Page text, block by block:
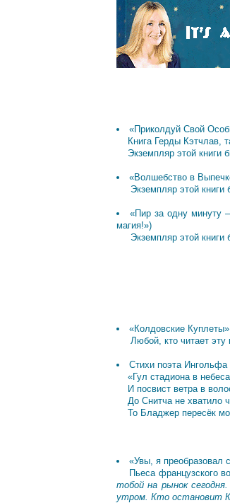
«Приколдуй Свой
Книга Герды Кэтчлав,
Экземпляр этой книги
«Волшебство в
Экземпляр этой книги
«Пир за одну минуту
магия!»)
Экземпляр этой книги
«Колдовские
Любой, кто читает эту
Стихи поэта Ингольфа
«Гул стадиона в
И посвист ветра в
До Снитча не хватило
То Бладжер пересёк
«Увы, я преобразовал
Пьеса французского
тобой на рынок
утром. Кто остановит